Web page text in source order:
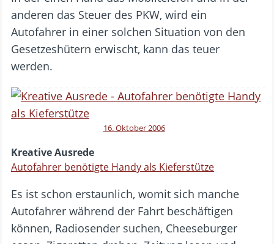
anderen das Steuer des PKW, wird ein
Autofahrer in einer solchen Situation von den
Gesetzeshütern erwischt, kann das teuer
werden.
16. Oktober 2006
Kreative Ausrede
Autofahrer benötigte Handy als Kieferstütze
Es ist schon erstaunlich, womit sich manche
Autofahrer während der Fahrt beschäftigen
können, Radiosender suchen, Cheeseburger